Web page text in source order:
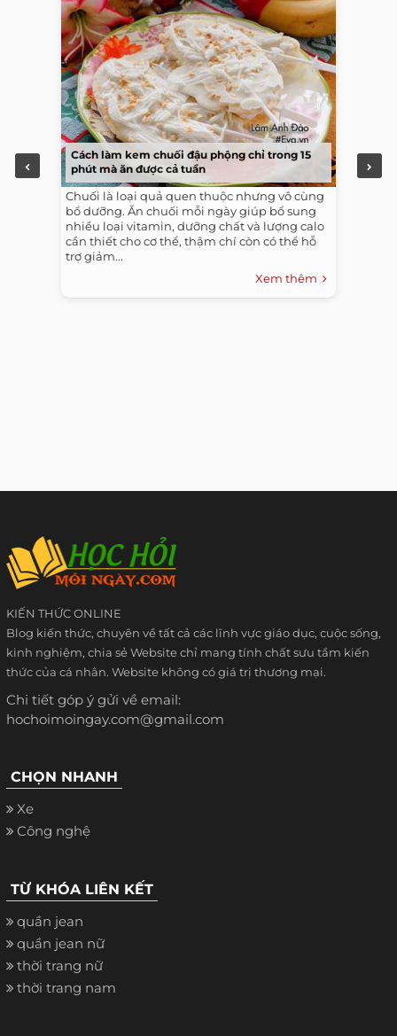
Cách làm kem chuối đậu phộng chỉ trong 15
phút mà ăn được cả tuần
Chuối là loại quả quen thuộc nhưng vô cùng
bổ dưỡng. Ăn chuối mỗi ngày giúp bổ sung
nhiều loại vitamin, dưỡng chất và lượng calo
cần thiết cho cơ thể, thậm chí còn có thể hỗ
trợ giảm...
Xem thêm
KIẾN THỨC ONLINE
Blog kiến thức, chuyên về tất cả các lĩnh vực giáo dục, cuộc sống,
kinh nghiệm, chia sẻ Website chỉ mang tính chất sưu tầm kiến
thức của cá nhân. Website không có giá trị thương mại.
Chi tiết góp ý gửi về email:
hochoimoingay.com@gmail.com
CHỌN NHANH
Xe
Công nghệ
TỪ KHÓA LIÊN KẾT
quần jean
quần jean nữ
thời trang nữ
thời trang nam